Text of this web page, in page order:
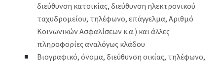
διεύθυνση κατοικίας, διεύθυνση ηλεκτρονικού
ταχυδρομείου, τηλέφωνο, επάγγελμα, Αριθμό
Κοινωνικών Ασφαλίσεων κ.α.) και άλλες
πληροφορίες αναλόγως κλάδου
Βιογραφικό, όνομα, διεύθυνση οικίας, τηλέφωνο,